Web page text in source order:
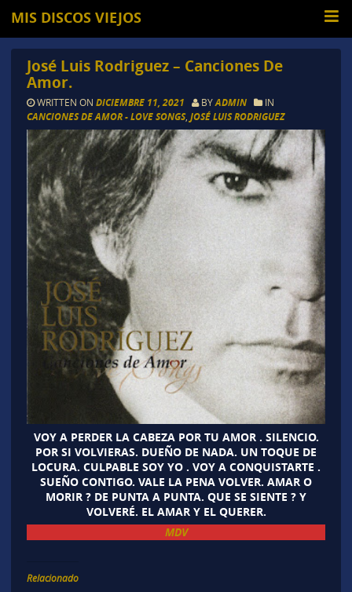
MIS DISCOS VIEJOS
José Luis Rodriguez – Canciones De
Amor.
WRITTEN ON DICIEMBRE 11, 2021 BYADMIN IN
CANCIONES DE AMOR - LOVE SONGS, JOSÉ LUIS RODRIGUEZ
VOY A PERDER LA CABEZA POR TU AMOR . SILENCIO.
POR SI VOLVIERAS. DUEÑO DE NADA. UN TOQUE DE
LOCURA. CULPABLE SOY YO . VOY A CONQUISTARTE .
SUEÑO CONTIGO. VALE LA PENA VOLVER. AMAR O
MORIR ? DE PUNTA A PUNTA. QUE SE SIENTE ? Y
VOLVERÉ. EL AMAR Y EL QUERER.
MDV
Relacionado